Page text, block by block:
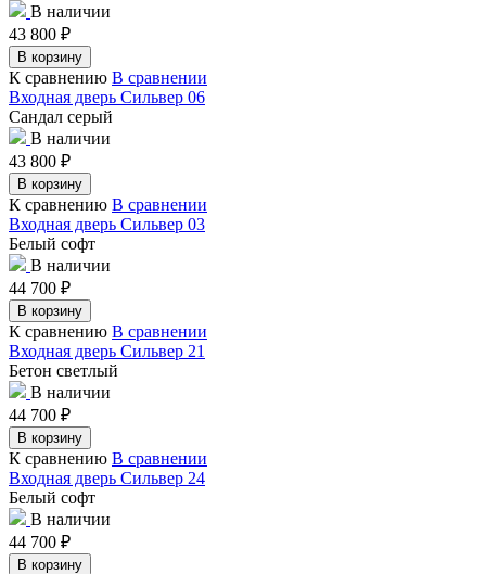
В наличии
43 800 ₽
В корзину
К сравнению В сравнении
Входная дверь Сильвер 06
Сандал серый
В наличии
43 800 ₽
В корзину
К сравнению В сравнении
Входная дверь Сильвер 03
Белый софт
В наличии
44 700 ₽
В корзину
К сравнению В сравнении
Входная дверь Сильвер 21
Бетон светлый
В наличии
44 700 ₽
В корзину
К сравнению В сравнении
Входная дверь Сильвер 24
Белый софт
В наличии
44 700 ₽
В корзину